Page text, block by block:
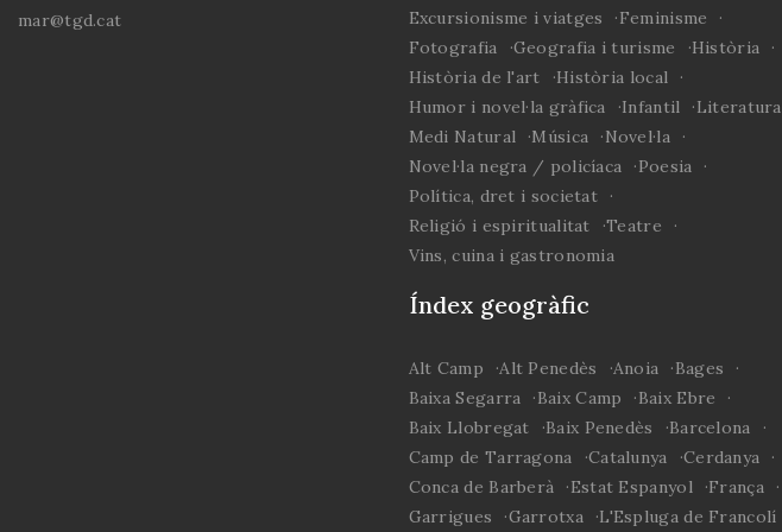
mar@tgd.cat
Excursionisme i viatges
Feminisme
Fotografia
Geografia i turisme
Història
Història de l'art
Història local
Humor i novel·la gràfica
Infantil
Literatura
Medi Natural
Música
Novel·la
Novel·la negra / policíaca
Poesia
Política, dret i societat
Religió i espiritualitat
Teatre
Vins, cuina i gastronomia
Índex geogràfic
Alt Camp Alt Penedès Anoia
Bages
Baixa Segarra
Baix Camp
Baix Ebre
Baix Llobregat
Baix Penedès
Barcelona
Camp de Tarragona
Catalunya
Cerdanya
Conca de Barberà
Estat Espanyol
França
Garrigues
Garrotxa L'Espluga de Francolí